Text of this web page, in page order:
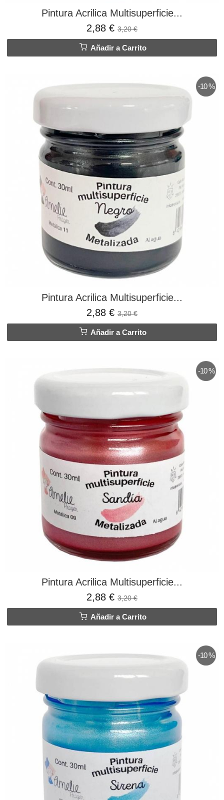
Pintura Acrilica Multisuperficie...
2,88 € 3,20 €
Añadir a Carrito
-10 %
Pintura Acrilica Multisuperficie...
2,88 € 3,20 €
Añadir a Carrito
-10 %
Pintura Acrilica Multisuperficie...
2,88 € 3,20 €
Añadir a Carrito
-10 %